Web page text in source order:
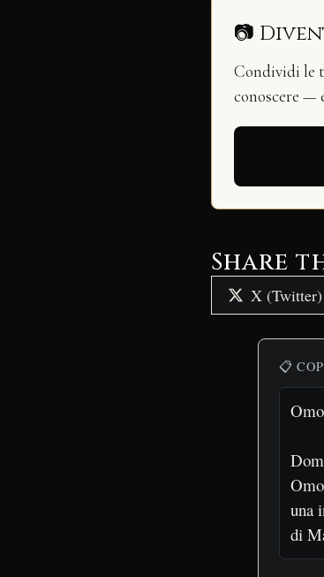
📷
Condividi le
conoscere —
Share
Share
on
X (Twitter)
📋